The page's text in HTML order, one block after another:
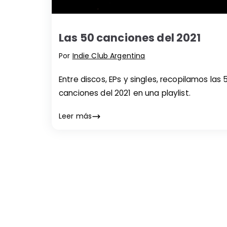
Las 50 canciones del 2021
Por Indie Club Argentina
Entre discos, EPs y singles, recopilamos las
canciones del 2021 en una playlist.
Leer más